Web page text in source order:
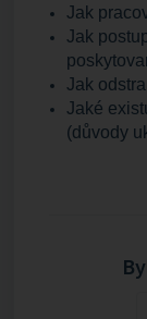
Jak
Jak
Jak
Jaké
(důvody